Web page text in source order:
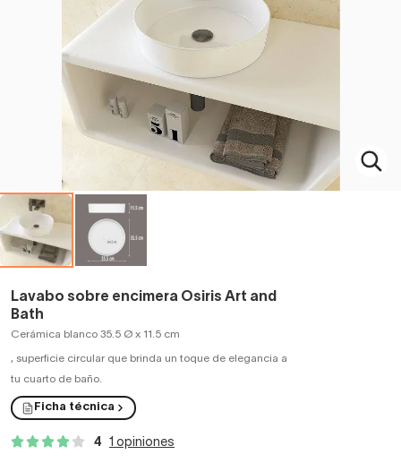
Lavabo sobre encimera Osiris Art and
Bath
Cerámica blanco 35.5 Ø x 11.5 cm
, superficie circular que brinda un toque de elegancia a
tu cuarto de baño.
Ficha técnica
4 1 opiniones